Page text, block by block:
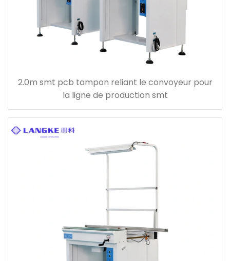
2.0m smt pcb tampon reliant le convoyeur pour
la ligne de production smt